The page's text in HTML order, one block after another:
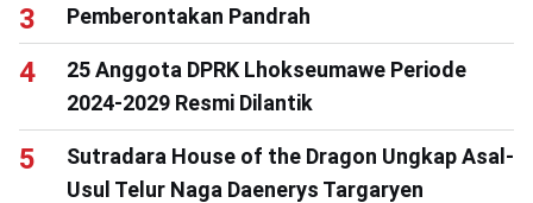
Pemberontakan Pandrah
25 Anggota DPRK Lhokseumawe Periode
2024-2029 Resmi Dilantik
Sutradara House of the Dragon Ungkap Asal-
Usul Telur Naga Daenerys Targaryen